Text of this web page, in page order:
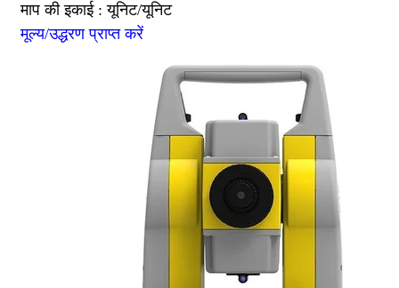
माप की इकाई : यूनिट/यूनिट
मूल्य/उद्धरण प्राप्त करें